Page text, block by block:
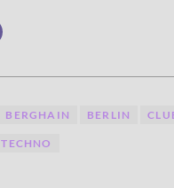
BERGHAIN BERLIN
TECHNO